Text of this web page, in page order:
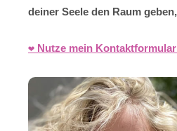
deiner Seele den Raum
❤️ Nutze mein